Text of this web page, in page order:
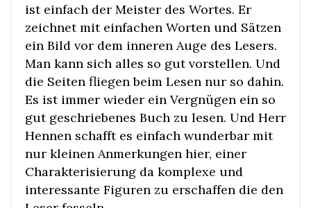
ist einfach der Meister des Wortes. Er
zeichnet mit einfachen Worten und Sätzen
ein Bild vor dem inneren Auge des Lesers.
Man kann sich alles so gut vorstellen. Und
die Seiten fliegen beim Lesen nur so dahin.
Es ist immer wieder ein Vergnügen ein so
gut geschriebenes Buch zu lesen. Und Herr
Hennen schafft es einfach wunderbar mit
nur kleinen Anmerkungen hier, einer
Charakterisierung da komplexe und
interessante Figuren zu erschaffen die den